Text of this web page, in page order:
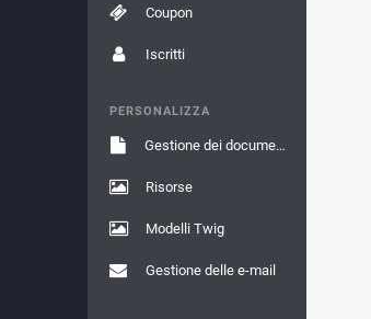
Coupon
Iscritti
PERSONALIZZA
Gestione dei documenti
Risorse
Modelli Twig
Gestione delle e-mail